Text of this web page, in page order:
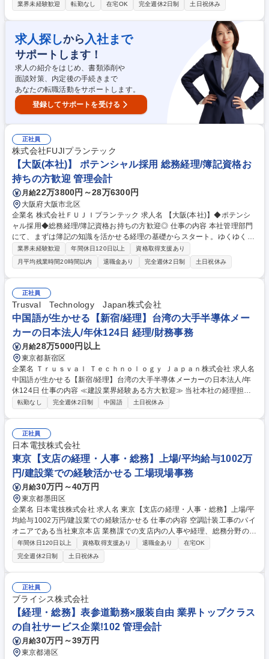
務、会計事務所連携まで幅広くお任せ ■経理・総務が8：2くらいの業務量
入出金管理、資金繰表作成 ■FBデータ作成、振込対応、海外送金（月1回
程度） ■源泉税・住民税・立替経費支払、証憑管理 ■会計事務所との月次
連携・仕訳確認 ■電話（0～5件/日）・来客対応、備品管理など総務業務※
来客は業者の方がメイン/リモート勤務も多いので備品管理等の総務業務は
少なめ 募集職種 【経理（総務）担当】経理メイン/残業少/週2日程度のリ
モートワークOK
業界未経験歓迎 転勤なし 在宅OK 完全週休2日制 土日祝休み
求人探しから 入社まで
サポートします！
求人の紹介をはじめ、書類添削や
面談対策、内定後の手続きまで
あなたの転職活動をサポートします。
登録してサポートを受ける
正社員
株式会社FUJIプランテック
【大阪(本社)】 ポテンシャル採用 総務経理/簿記資格お
持ちの方歓迎 管理会計
月給22万3800円～28万6300円
大阪府大阪市北区
企業名 株式会社ＦＵＪＩプランテック 求人名 【大阪(本社)】◆ポテンシ
ャル採用◆総務経理/簿記資格お持ちの方歓迎◎ 仕事の内容 本社管理部門
にて、まずは簿記の知識を活かせる経理の基礎からスタート。ゆくゆくは
総務や経営企画など、会社のバックオフィス全体を横断的に担当し、将来
の管理部門を牽引いただく方の募集です。 《入社後》会計伝票入力、出納
管理など経理の基礎からお任せ。OJT等で段階的に決算や財務へとステッ
プアップ！ 《将来のキャリア》経理だけでなく総務や経営企画など管理部
門の全業務を横断的に習得。会社の経営中核を担うコアメンバーへ成長で
きます。 《環境》年休125日(土日祝)、有休消化73.5%、前年賞与6ヶ月
分、転勤なし。未経験から一生モノのスキルが身に付きます。 募集職種
【大阪(本社)】◆ポテンシャル採用◆総務経理/簿記資格お持ちの方歓迎◎
業界未経験歓迎 年間休日120日以上
資格取得支援あり
月平均残業時間20時間以内
退職金あり 完全週休2日制 土日祝休み
正社員
Trusval Technology Japan株式会社
中国語が生かせる【新宿/経理】台湾の大手半導体メー
カーの日本法人/年休124日 経理/財務事務
月給28万5000円以上
東京都新宿区
企業名 Ｔｒｕｓｖａｌ Ｔｅｃｈｎｏｌｏｇｙ Ｊａｐａｎ株式会社 求人名
中国語が生かせる【新宿/経理】台湾の大手半導体メーカーの日本法人/年
休124日 仕事の内容 ≪建設業界経験ある方大歓迎≫ 当社本社の経理担当
として勤務いただきます。 【業務内容】 ・日常経理業務全般（仕訳入
作成 ・本社との会計データ連携・請求書の発行および関連書類の管理 ・
内部統制対応補助 募集職種 中国語が生かせる【新宿/経理】台湾の大手半
導体メーカーの日本法人/年休124日
転勤なし 完全週休2日制 中国語 土日祝休み
正社員
日本電技株式会社
東京【支店の経理・人事・総務】上場/平均給与1002万
円/建設業での経験活かせる 工場現場事務
月給30万円～40万円
東京都墨田区
企業名 日本電技株式会社 求人名 東京【支店の経理・人事・総務】上場/平
均給与1002万円/建設業での経験活かせる 仕事の内容 空調計装工事のパイ
オニアである当社東京本店 業務課での支店内の人事や経理、総務分野のバ
ックオフィス業務をお任せします。将来的には数年後にマネージャーのポ
ジションでご活躍いただける方を募集します。 支店/事業所内でのバック
オフィス事務が主な業務です。 ■工事出来高請求書の作成、請求管理など
の経理業務 ■工事仕入品の発注、納期管理、支払いなどの購買業務 ■支店
内社員の労務、勤怠管理 ■安全書類作成や入札関連資料の準備など、各事
務業務 (採用背景)支店内の業務量の増加による増員募集 募集職種 東京
【支店の経理・人事・総務】上場/平均給与1002万円/建設業での経験活か
せる
年間休日120日以上 資格取得支援あり 退職金あり
在宅OK
完全週休2日制
土日祝休み
正社員
ブライシス株式会社
【経理・総務】表参道勤務×服装自由 業界トップクラス
の自社サービス企業!102 管理会計
月給30万円～39万円
東京都港区